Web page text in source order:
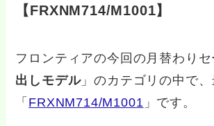
【FRXNM714/M1001】
フロンティアの今回の月替わりセ
出しモデル」のカテゴリの中で
「 FRXNM714/M1001 」です。